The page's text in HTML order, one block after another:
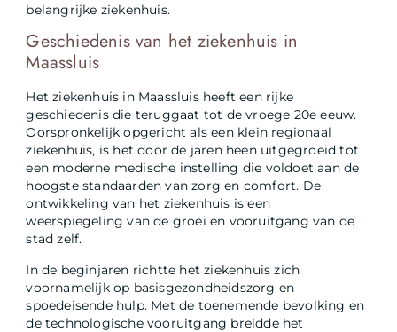
belangrijke ziekenhuis.
Geschiedenis van het ziekenhuis in
Maassluis
Het ziekenhuis in Maassluis heeft een rijke
geschiedenis die teruggaat tot de vroege 20e eeuw.
Oorspronkelijk opgericht als een klein regionaal
ziekenhuis, is het door de jaren heen uitgegroeid tot
een moderne medische instelling die voldoet aan de
hoogste standaarden van zorg en comfort. De
ontwikkeling van het ziekenhuis is een
weerspiegeling van de groei en vooruitgang van de
stad zelf.
In de beginjaren richtte het ziekenhuis zich
voornamelijk op basisgezondheidszorg en
spoedeisende hulp. Met de toenemende bevolking en
de technologische vooruitgang breidde het